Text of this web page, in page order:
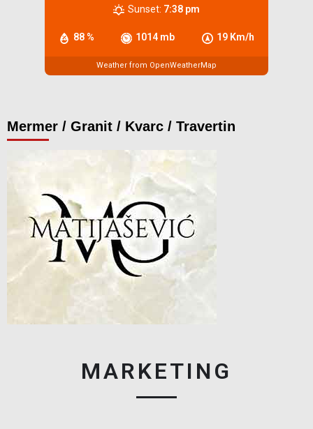
88 % 1014 mb 19 Km/h
Sunset: 7:38 pm
Weather from OpenWeatherMap
Mermer / Granit / Kvarc / Travertin
MARKETING